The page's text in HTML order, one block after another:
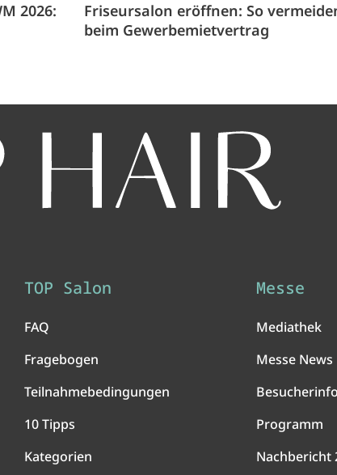
2026:
Friseursalon eröffnen: So
beim Gewerbemietvertrag
TOP Salon
FAQ
Fragebogen
Teilnahmebedingungen
10 Tipps
Kategorien
Messe
Mediathek
Messe News
Programm
Nachbericht